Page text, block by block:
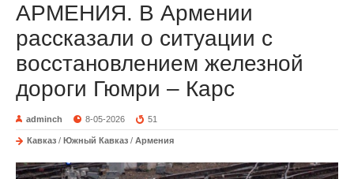
АРМЕНИЯ. В Армении
рассказали о ситуации с
восстановлением железной
дороги Гюмри – Карс
adminch 8-05-2026 51
Кавказ / Южный Кавказ / Армения